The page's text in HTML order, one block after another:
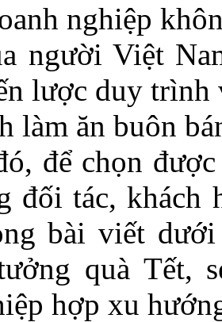
nghiệp
người Việt
lược duy trình
làm ăn buôn
để chọn
đối tác, khách
bài viết
quà Tết,
hợp xu